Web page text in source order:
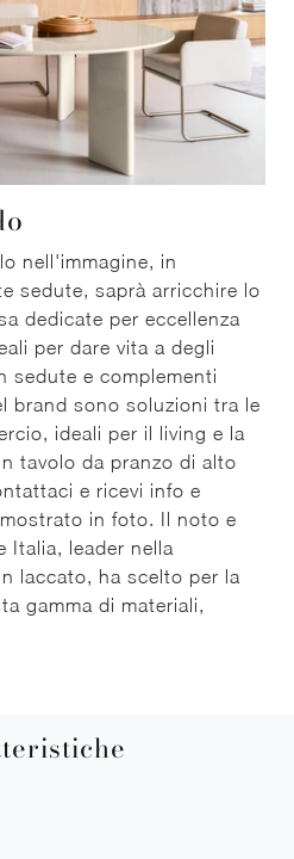
nell'immagine, in
sedute, saprà arricchire lo
dedicate per eccellenza
per dare vita a degli
sedute e complementi
brand sono soluzioni tra le
ideali per il living e la
tavolo da pranzo di alto
e ricevi info e
in foto. Il noto e
Italia, leader nella
laccato, ha scelto per la
gamma di materiali,